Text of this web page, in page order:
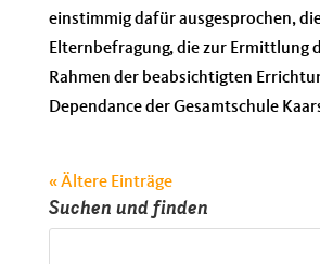
einstimmig dafür ausgesprochen,
Elternbefragung, die zur Ermittlung
Rahmen der beabsichtigten
Dependance der Gesamtschule
« Ältere Einträge
Suchen und finden